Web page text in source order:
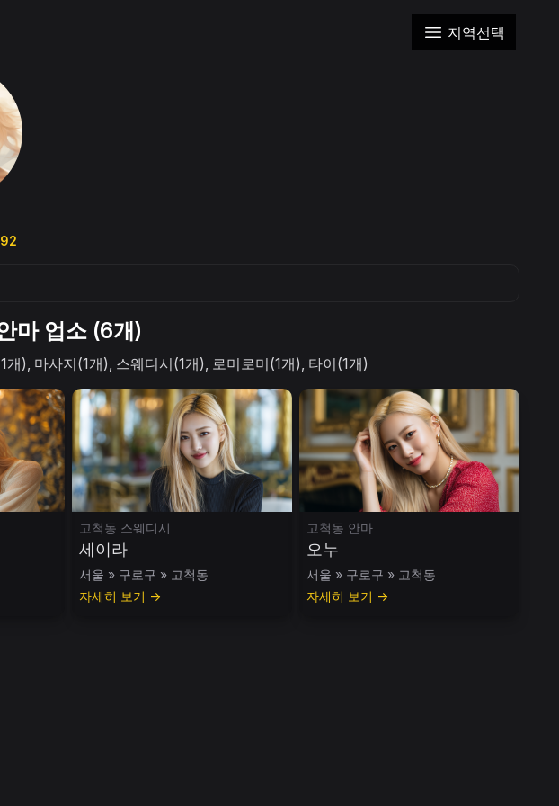
지역선택
마 업소 (6개)
), 마사지(1개), 스웨디시(1개), 로미로미(1개), 타이(1개)
고척동 스웨디시
세이라
서울 » 구로구 » 고척동
자세히 보기 →
고척동 안마
오누
서울 » 구로구 » 고척동
자세히 보기 →